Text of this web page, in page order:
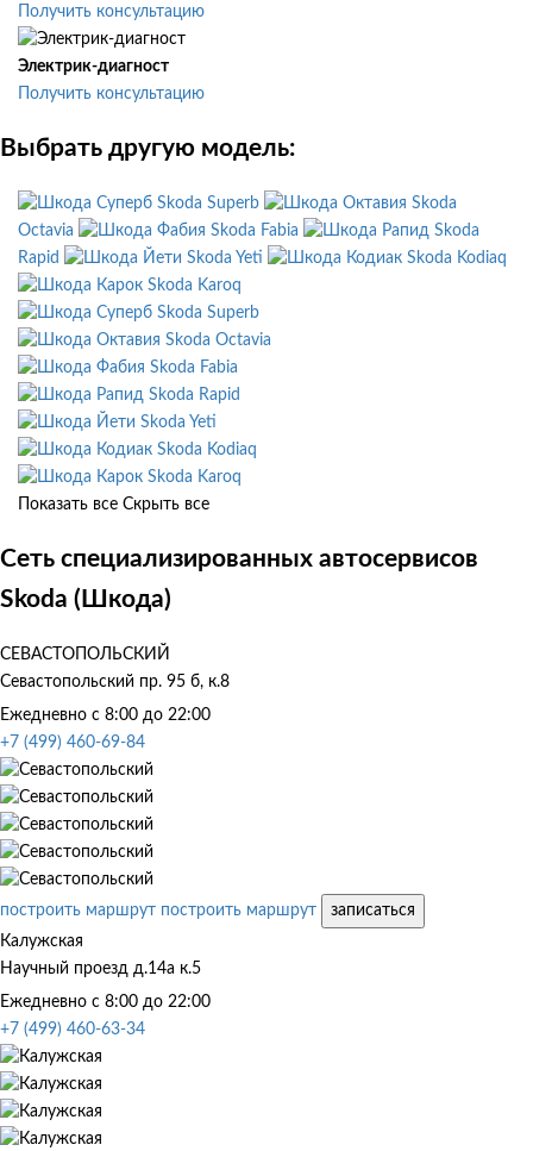
Получить консультацию
Электрик-диагност
Получить консультацию
Выбрать другую модель:
Skoda Superb
Skoda
Octavia
Skoda Fabia
Skoda
Rapid
Skoda Yeti
Skoda Kodiaq
Skoda Karoq
Skoda Superb
Skoda Octavia
Skoda Fabia
Skoda Rapid
Skoda Yeti
Skoda Kodiaq
Skoda Karoq
Показать все Скрыть все
Сеть специализированных автосервисов
Skoda (Шкода)
СЕВАСТОПОЛЬСКИЙ
Севастопольский пр. 95 б, к.8
Ежедневно с 8:00 до 22:00
+7 (499) 460-69-84
построить маршрут построить маршрут
записаться
Калужская
Научный проезд д.14а к.5
Ежедневно с 8:00 до 22:00
+7 (499) 460-63-34